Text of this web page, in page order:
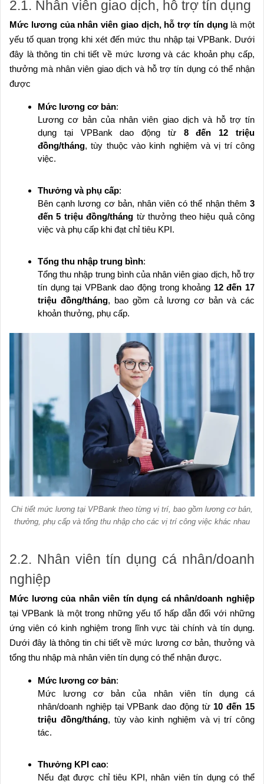
2.1. Nhân viên giao dịch, hỗ trợ tín dụng
Mức lương của nhân viên giao dịch, hỗ trợ tín dụnglà một
yếu tố quan trọng khi xét đến mức thu nhập tại VPBank. Dưới
đây là thông tin chi tiết về mức lương và các khoản phụ cấp,
thưởng mà nhân viên giao dịch và hỗ trợ tín dụng có thể nhận
được
Mức lương cơ bản:
Lương cơ bản của nhân viên giao dịch và hỗ trợ tín
dụng tại VPBank dao động từ 8 đến 12 triệu
đồng/tháng, tùy thuộc vào kinh nghiệm và vị trí công
việc.
Thưởng và phụ cấp:
Bên cạnh lương cơ bản, nhân viên có thể nhận thêm 3
đến 5 triệu đồng/tháng từ thưởng theo hiệu quả công
việc và phụ cấp khi đạt chỉ tiêu KPI.
Tổng thu nhập trung bình:
Tổng thu nhập trung bình của nhân viên giao dịch, hỗ trợ
tín dụng tại VPBank dao động trong khoảng 12 đến 17
triệu đồng/tháng, bao gồm cả lương cơ bản và các
khoản thưởng, phụ cấp.
Chi tiết mức lương tại VPBank theo từng vị trí, bao gồm lương cơ bản,
thưởng, phụ cấp và tổng thu nhập cho các vị trí công việc khác nhau
2.2. Nhân viên tín dụng cá nhân/doanh
nghiệp
Mức lương của nhân viên tín dụng cá nhân/doanh nghiệp
tại VPBank là một trong những yếu tố hấp dẫn đối với những
ứng viên có kinh nghiệm trong lĩnh vực tài chính và tín dụng.
Dưới đây là thông tin chi tiết về mức lương cơ bản, thưởng và
tổng thu nhập mà nhân viên tín dụng có thể nhận được.
Mức lương cơ bản:
Mức lương cơ bản của nhân viên tín dụng cá
nhân/doanh nghiệp tại VPBank dao động từ 10 đến 15
triệu đồng/tháng, tùy vào kinh nghiệm và vị trí công
tác.
Thưởng KPI cao:
Nếu đạt được chỉ tiêu KPI, nhân viên tín dụng có thể